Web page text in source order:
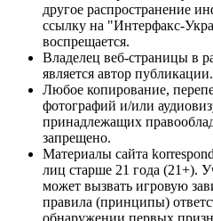
другое распространение
ссылку на "Интерфакс-
воспрещается.
Владелец веб-страницы в
является автор публикации.
Любое копирование,
фотографий и/или
принадлежащих
запрещено.
Материалы сайта
лиц старше 21 года (21+).
может вызвать игровую
правила (принципы)
обнаружении первых